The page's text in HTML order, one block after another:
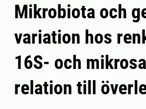
Mikrobiota och
variation hos
16S- och
relation till